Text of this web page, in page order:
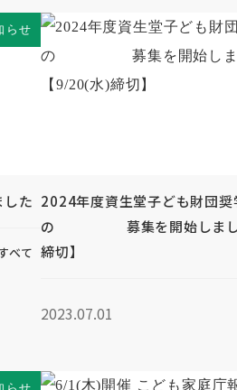
らせ
た
べて
2024年度資生堂子ども財団奨
の 募集を開始しまし
締切】
2023.07.01